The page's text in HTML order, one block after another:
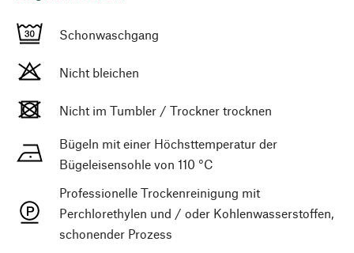
Schonwaschgang
Nicht bleichen
Nicht im Tumbler / Trockner trocknen
Bügeln mit einer Höchsttemperatur der
Bügeleisensohle von 110 °C
Professionelle Trockenreinigung mit
Perchlorethylen und / oder Kohlenwasserstoffen,
schonender Prozess